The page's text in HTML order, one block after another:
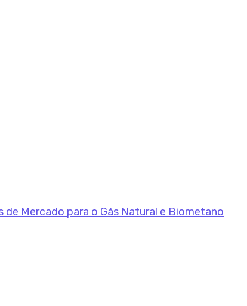
Mercado para o Gás Natural e Biometano